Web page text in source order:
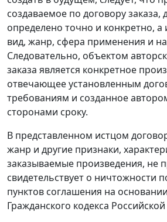
создаваемое по договору
определено точно и конкретно,
вид, жанр, сфера применения и
Следовательно, объектом
заказа является конкретное
отвечающее установленным
требованиям и созданное
сторонами сроку.
В представленном истцом
жанр и другие признаки,
заказываемые произведения, не
свидетельствует о ничтожности
пунктов соглашения на основании
Гражданского кодекса